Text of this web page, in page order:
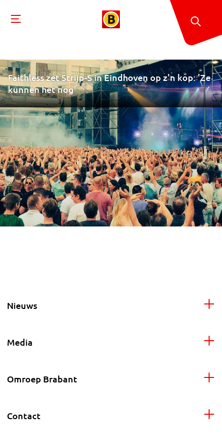
Faithless zet Strijp-S in Eindhoven op z'n kop: 'Ze
kunnen het nog'
Nieuws
Media
Omroep Brabant
Contact